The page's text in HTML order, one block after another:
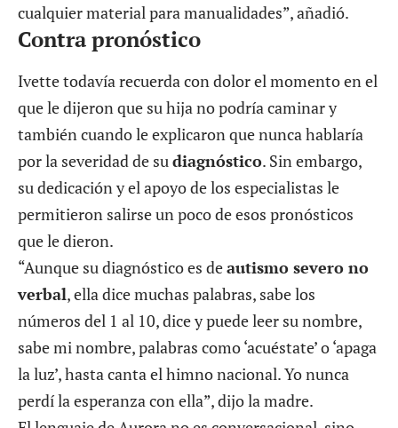
cualquier material para manualidades”, añadió.
Contra pronóstico
Ivette todavía recuerda con dolor el momento en el
que le dijeron que su hija no podría caminar y
también cuando le explicaron que nunca hablaría
por la severidad de su diagnóstico. Sin embargo,
su dedicación y el apoyo de los especialistas le
permitieron salirse un poco de esos pronósticos
que le dieron.
“Aunque su diagnóstico es deautismo severo no
verbal, ella dice muchas palabras, sabe los
números del 1 al 10, dice y puede leer su nombre,
sabe mi nombre, palabras como ‘acuéstate’ o ‘apaga
la luz’, hasta canta el himno nacional. Yo nunca
perdí la esperanza con ella”, dijo la madre.